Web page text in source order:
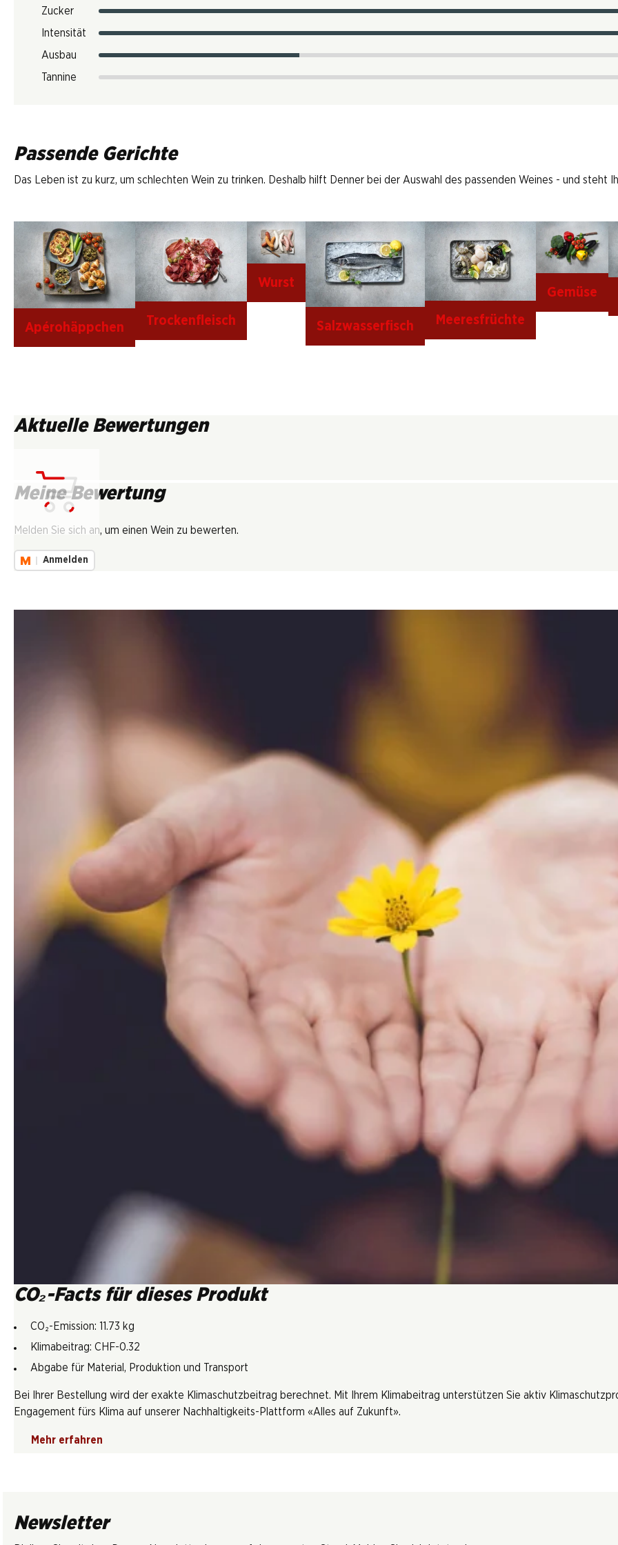
Zucker
Intensität
Ausbau
Tannine
Passende Gerichte
Das Leben ist zu kurz, um schlechten Wein zu trinken. Deshalb hilft Denner bei der Auswahl des passenden Weines - und steht
Apérohäppchen Trockenfleisch
Wurst
Salzwasserfisch Meeresfrüchte
Gemüse
Aktuelle Bewertungen
Meine Bewertung
Melden Sie sich an, um einen Wein zu bewerten.
Anmelden
CO₂-Facts für dieses Produkt
CO₂-Emission: 11.73 kg
Klimabeitrag: CHF-0.32
Abgabe für Material, Produktion und Transport
Bei Ihrer Bestellung wird der exakte Klimaschutzbeitrag berechnet. Mit Ihrem Klimabeitrag unterstützen Sie aktiv
Engagement fürs Klima auf unserer Nachhaltigkeits-Plattform «Alles auf Zukunft».
Mehr erfahren
Newsletter